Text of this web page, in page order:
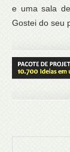
e uma sala
Gostei do seu